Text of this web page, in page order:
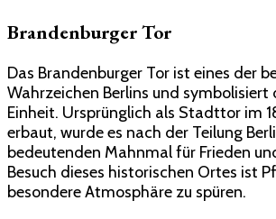
Brandenburger Tor
Das Brandenburger Tor ist eines der
Wahrzeichen Berlins und symbolisiert
Einheit. Ursprünglich als Stadttor im
erbaut, wurde es nach der Teilung
bedeutenden Mahnmal für Frieden
Besuch dieses historischen Ortes ist
besondere Atmosphäre zu spüren.